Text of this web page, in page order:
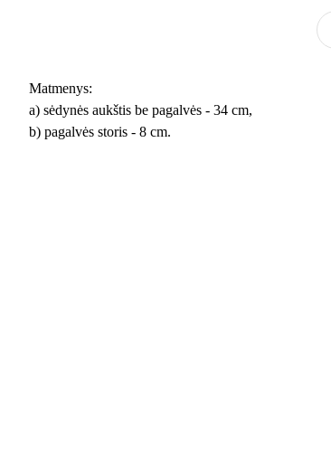
Matmenys:
a) sėdynės aukštis be pagalvės - 34 cm,
b) pagalvės storis - 8 cm.